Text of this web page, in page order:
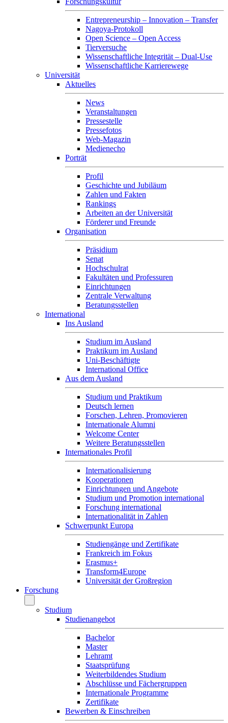
Entrepreneurship – Innovation – Transfer
Nagoya-Protokoll
Open Science – Open Access
Tierversuche
Wissenschaftliche Integrität – Dual-Use
Wissenschaftliche Karrierewege
Universität
Aktuelles
News
Veranstaltungen
Pressestelle
Pressefotos
Web-Magazin
Medienecho
Porträt
Profil
Geschichte und Jubiläum
Zahlen und Fakten
Rankings
Arbeiten an der Universität
Förderer und Freunde
Organisation
Präsidium
Senat
Hochschulrat
Fakultäten und Professuren
Einrichtungen
Zentrale Verwaltung
Beratungsstellen
International
Ins Ausland
Studium im Ausland
Praktikum im Ausland
Uni-Beschäftigte
International Office
Aus dem Ausland
Studium und Praktikum
Deutsch lernen
Forschen, Lehren, Promovieren
Internationale Alumni
Welcome Center
Weitere Beratungsstellen
Internationales Profil
Internationalisierung
Kooperationen
Einrichtungen und Angebote
Studium und Promotion international
Forschung international
Internationalität in Zahlen
Schwerpunkt Europa
Studiengänge und Zertifikate
Frankreich im Fokus
Erasmus+
Transform4Europe
Universität der Großregion
Forschung
Studium
Studienangebot
Bachelor
Master
Lehramt
Staatsprüfung
Weiterbildendes Studium
Abschlüsse und Fächergruppen
Internationale Programme
Zertifikate
Bewerben & Einschreiben